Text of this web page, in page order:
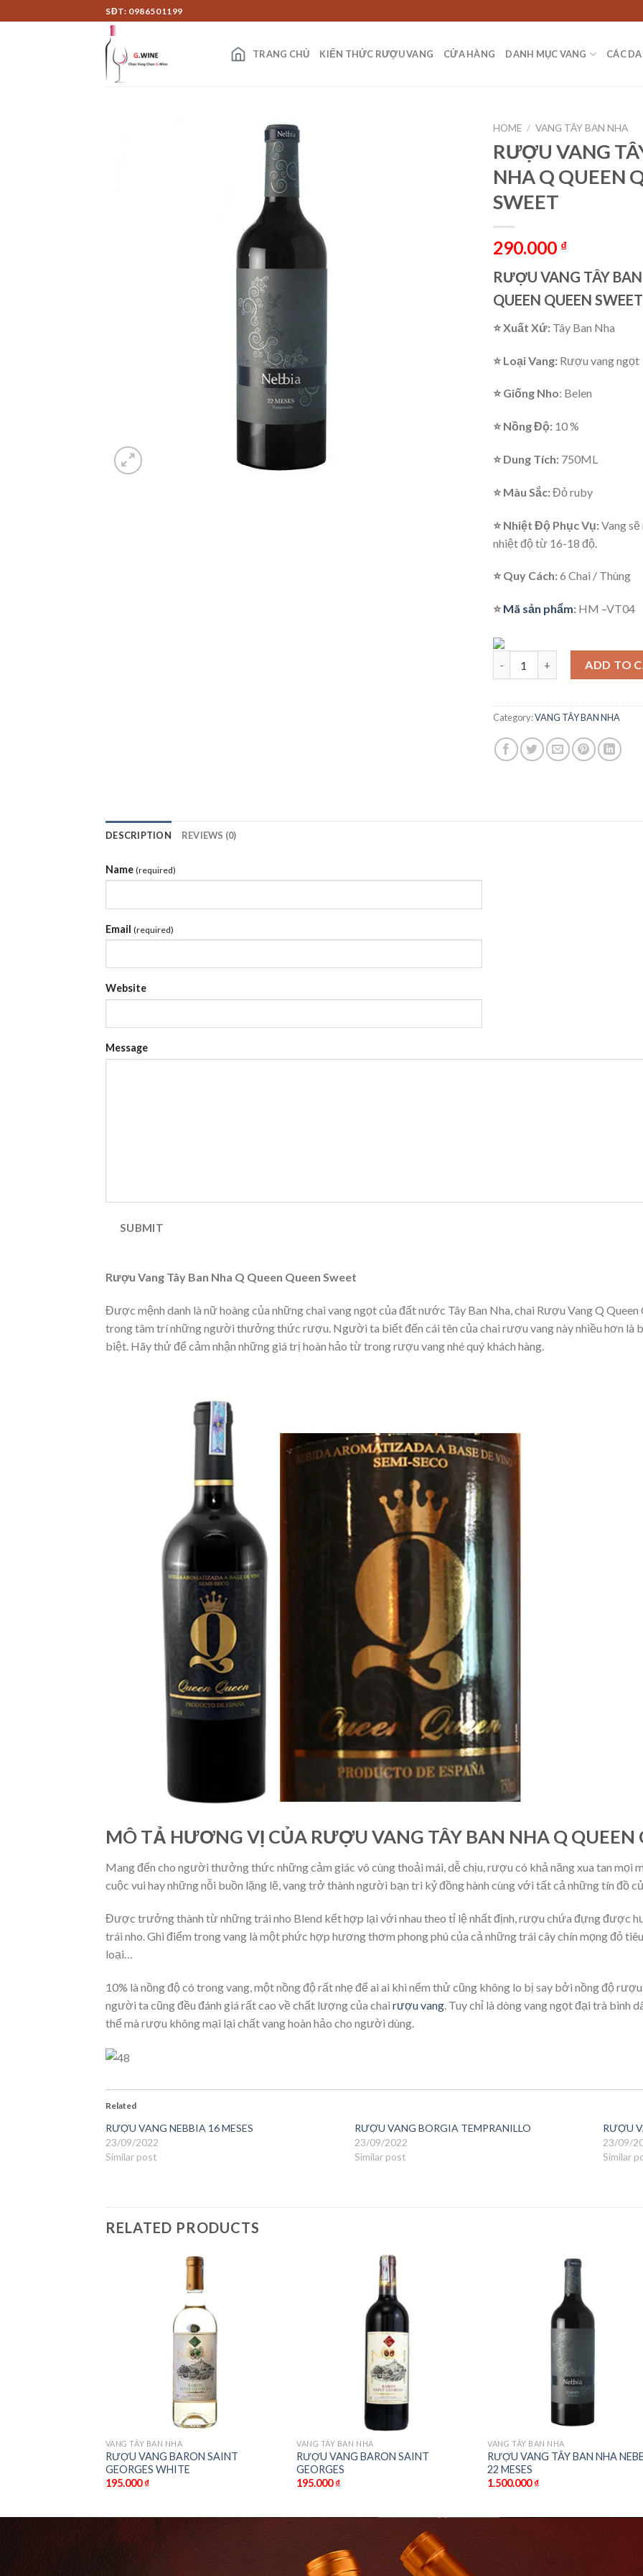
to
SĐT: 0986501199
TRANG CHỦ KIẾN THỨC RƯỢU VANG CỬA HÀNG DANH MỤC VANG CÁC
HOME / VANG TÂY BAN NHA
RƯỢU VANG
NHA Q QUEEN
SWEET
290.000 ₫
RƯỢU VANG TÂY
QUEEN QUEEN SWEET
⭐ Xuất Xứ: Tây Ban Nha
⭐ Loại Vang: Rượu vang ngọt
⭐ Giống Nho: Belen
⭐ Nồng Độ: 10 %
⭐ Dung Tích: 750ML
⭐ Màu Sắc:Đỏ ruby
⭐ Nhiệt Độ Phục Vụ:Vang
nhiệt độ từ 16-18 độ.
⭐ Quy Cách:6 Chai / Thùng
⭐Mã sản phẩm: HM –VT04
ADD TO
Category:VANG TÂY BAN NHA
DESCRIPTION REVIEWS (0)
Name (required)
Email (required)
Website
Message
SUBMIT
Rượu Vang Tây Ban Nha Q Queen Queen Sweet
Được mệnh danh là nữ hoàng của những chai vang ngọt của đất nước Tây Ban Nha, chai Rượu Vang Q
trong tâm trí những người thưởng thức rượu. Người ta biết đến cái tên của chai rượu vang này nhiều hơn là
biệt. Hãy thử để cảm nhận những giá trị hoàn hảo từ trong rượu vang nhé quý khách hàng.
MÔ TẢ HƯƠNG VỊ CỦA RƯỢU VANG TÂY BAN NHA Q QUEEN
Mang đến cho người thưởng thức những cảm giác vô cùng thoải mái, dễ chịu, rượu có khả năng xua tan mọi
cuộc vui hay những nỗi buồn lặng lẽ, vang trở thành người bạn tri kỷ đồng hành cùng với tất cả những tín đồ
Được trưởng thành từ những trái nho Blend kết hợp lại với nhau theo tỉ lệ nhất định, rượu chứa đựng được
trái nho. Ghi điểm trong vang là một phức hợp hương thơm phong phú của cả những trái cây chín mọng đỏ
loại…
10% là nồng độ có trong vang, một nồng độ rất nhẹ để ai ai khi nếm thử cũng không lo bị say bởi nồng độ
người ta cũng đều đánh giá rất cao về chất lượng của chai rượu vang . Tuy chỉ là dòng vang ngọt đại trà bình
thế mà rượu không mại lại chất vang hoàn hảo cho người dùng.
Related
RƯỢU VANG NEBBIA 16 MESES
23/09/2022
Similar post
RƯỢU VANG BORGIA TEMPRANILLO
23/09/2022
Similar post
RƯỢU
23/09/
Similar
RELATED PRODUCTS
VANG TÂY BAN NHA
RƯỢU VANG BARON SAINT
GEORGES WHITE
195.000₫
VANG TÂY BAN NHA
RƯỢU VANG BARON SAINT
GEORGES
195.000₫
VANG TÂY BAN NHA
RƯỢU VANG TÂY BAN NHA
22 MESES
1.500.000₫